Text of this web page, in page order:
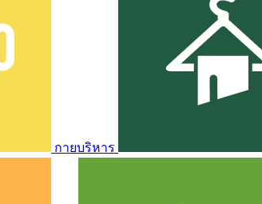
กายบริหาร